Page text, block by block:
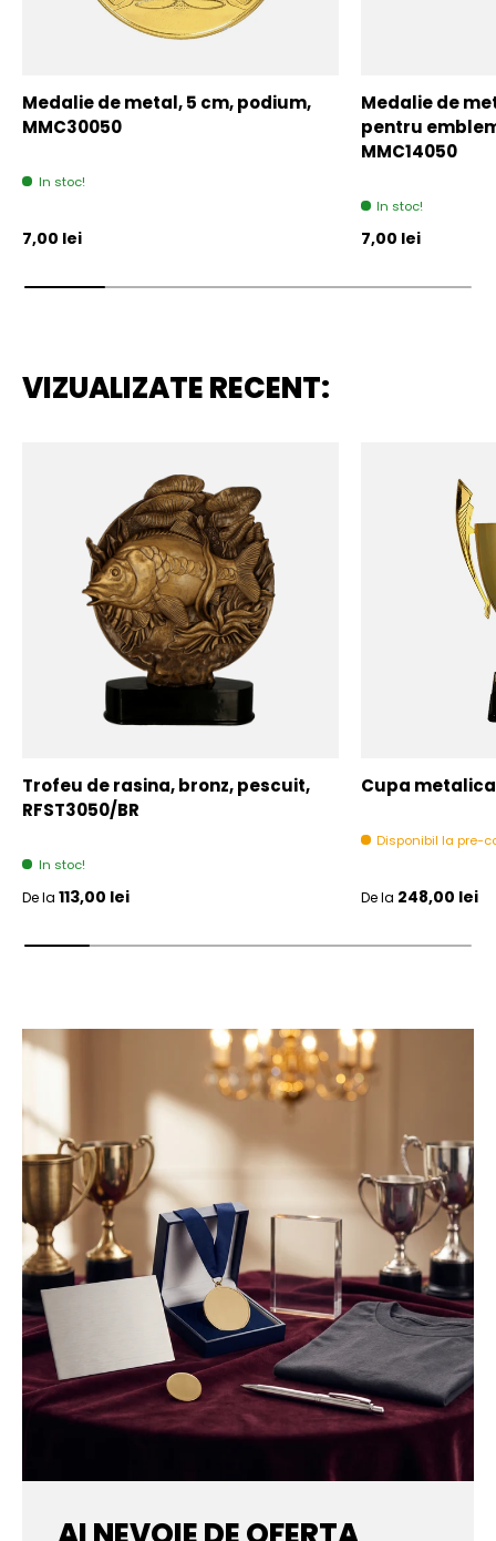
Medalie de metal, 5 cm, podium,
MMC30050
In stoc!
Pret initial
7,00 lei
Medalie de
pentru
MMC14050
In stoc!
Pret initial
7,00 lei
VIZUALIZATE RECENT:
Trofeu de rasina, bronz, pescuit,
RFST3050/BR
In stoc!
Pret initial
De la 113,00 lei
Cupa
Disponibil la pre-
Pret initial
De la 248,00 lei